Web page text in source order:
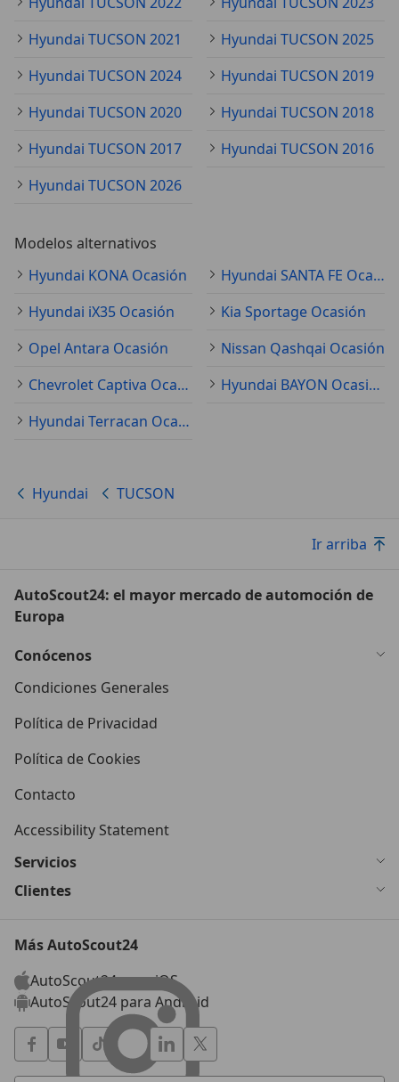
Hyundai TUCSON 2021
Hyundai TUCSON 2025
Hyundai TUCSON 2024
Hyundai TUCSON 2019
Hyundai TUCSON 2020
Hyundai TUCSON 2018
Hyundai TUCSON 2017
Hyundai TUCSON 2016
Hyundai TUCSON 2026
Modelos alternativos
Hyundai KONA Ocasión
Hyundai SANTA FE Ocasión
Hyundai iX35 Ocasión
Kia Sportage Ocasión
Opel Antara Ocasión
Nissan Qashqai Ocasión
Chevrolet Captiva Ocasión
Hyundai BAYON Ocasión
Hyundai Terracan Ocasión
Hyundai TUCSON
Ir arriba
AutoScout24: el mayor mercado de automoción de
Europa
Conócenos
Condiciones Generales
Política de Privacidad
Política de Cookies
Contacto
Accessibility Statement
Servicios
Clientes
Más AutoScout24
AutoScout24 para iOS
AutoScout24 para Android